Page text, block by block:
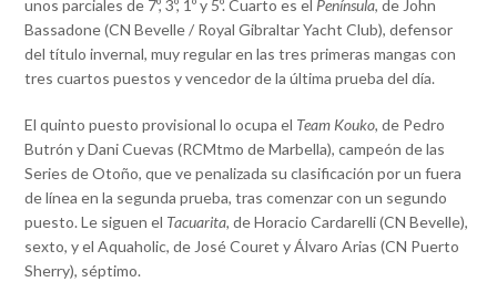
unos parciales de 7º, 3º, 1º y 5º. Cuarto es el Península, de John
Bassadone (CN Bevelle / Royal Gibraltar Yacht Club), defensor
del título invernal, muy regular en las tres primeras mangas con
tres cuartos puestos y vencedor de la última prueba del día.
El quinto puesto provisional lo ocupa el Team Kouko, de Pedro
Butrón y Dani Cuevas (RCMtmo de Marbella), campeón de las
Series de Otoño, que ve penalizada su clasificación por un fuera
de línea en la segunda prueba, tras comenzar con un segundo
puesto. Le siguen el Tacuarita, de Horacio Cardarelli (CN Bevelle),
sexto, y el Aquaholic, de José Couret y Álvaro Arias (CN Puerto
Sherry), séptimo.